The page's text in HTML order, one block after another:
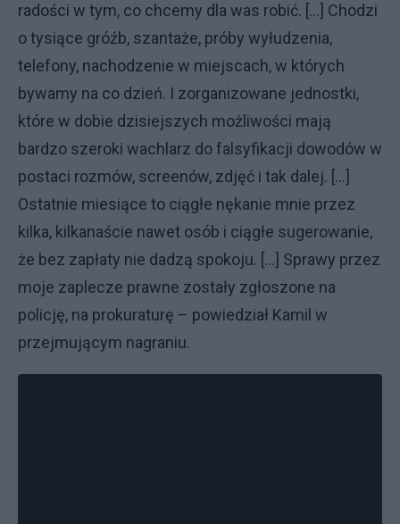
radości w tym, co chcemy dla was robić. [...] Chodzi
o tysiące gróźb, szantaże, próby wyłudzenia,
telefony, nachodzenie w miejscach, w których
bywamy na co dzień. I zorganizowane jednostki,
które w dobie dzisiejszych możliwości mają
bardzo szeroki wachlarz do falsyfikacji dowodów w
postaci rozmów, screenów, zdjęć i tak dalej. [...]
Ostatnie miesiące to ciągłe nękanie mnie przez
kilka, kilkanaście nawet osób i ciągłe sugerowanie,
że bez zapłaty nie dadzą spokoju. [...] Sprawy przez
moje zaplecze prawne zostały zgłoszone na
policję, na prokuraturę – powiedział Kamil w
przejmującym nagraniu.